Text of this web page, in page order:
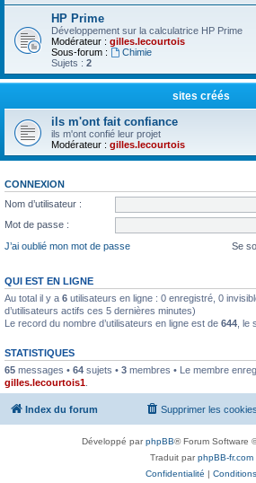
HP Prime
Développement sur la calculatrice HP Prime
Modérateur : gilles.lecourtois
Sous-forum :
Chimie
Sujets : 2
sites créés
ils m'ont fait confiance
ils m'ont confié leur projet
Modérateur : gilles.lecourtois
CONNEXION
Nom d’utilisateur :
Mot de passe :
J’ai oublié mon mot de passe
Se
QUI EST EN LIGNE
Au total il y a 6 utilisateurs en ligne : 0 enregistré, 0
d’utilisateurs actifs ces 5 dernières minutes)
Le record du nombre d’utilisateurs en ligne est de 644 ,
STATISTIQUES
65 messages • 64 sujets • 3 membres • Le membre
gilles.lecourtois1
Index du forum Supprimer les cookies
Développé parphpBB® Forum Software
Traduit parphpBB-fr.com
Confidentialité | Conditions